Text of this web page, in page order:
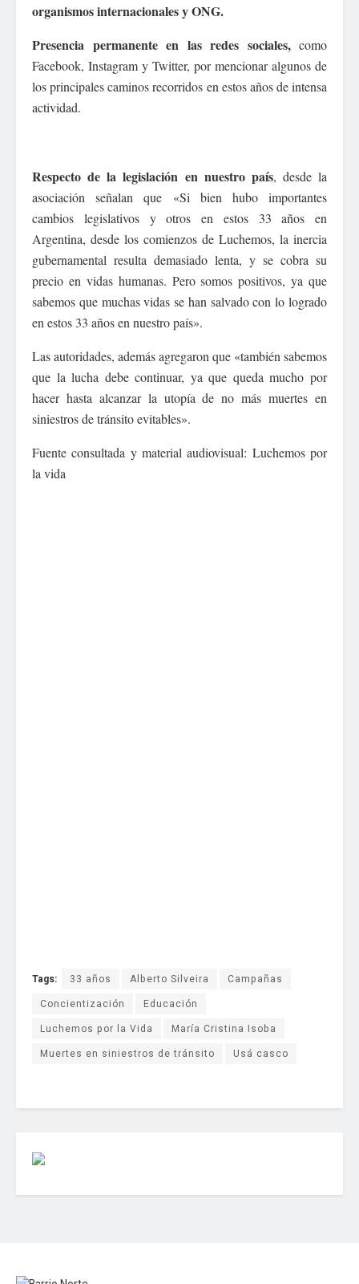
organismos internacionales y ONG.
Presencia permanente en las redes sociales,como
Facebook, Instagram y Twitter, por mencionar algunos de
los principales caminos recorridos en estos años de intensa
actividad.
Respecto de la legislación en nuestro país, desde la
asociación señalan que «Si bien hubo importantes
cambios legislativos y otros en estos 33 años en
Argentina, desde los comienzos de Luchemos, la inercia
gubernamental resulta demasiado lenta, y se cobra su
precio en vidas humanas. Pero somos positivos, ya que
sabemos que muchas vidas se han salvado con lo logrado
en estos 33 años en nuestro país».
Las autoridades, además agregaron que «también sabemos
que la lucha debe continuar, ya que queda mucho por
hacer hasta alcanzar la utopía de no más muertes en
siniestros de tránsito evitables».
Fuente consultada y material audiovisual: Luchemos por
la vida
Tags: 33 años Alberto Silveira
Campañas
Concientización
Educación
Luchemos por la Vida
María Cristina Isoba
Muertes en siniestros de tránsito
Usá casco